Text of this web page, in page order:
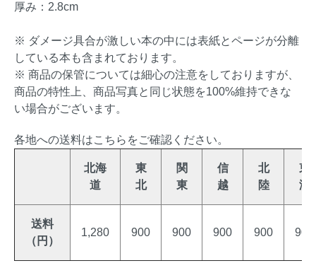
厚み：2.8cm
※ ダメージ具合が激しい本の中には表紙とページが分離
している本も含まれております。
※ 商品の保管については細心の注意をしておりますが、
商品の特性上、商品写真と同じ状態を100%維持できな
い場合がございます。
各地への送料はこちらをご確認ください。
北海
道
東
北
関
東
信
越
北
陸
東
海
送料
（円）
1,280 900 900 900 900 900